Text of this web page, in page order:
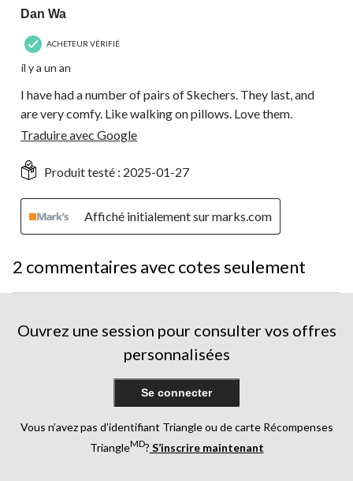
Dan Wa
ACHETEUR VÉRIFIÉ
il y a un an
I have had a number of pairs of Skechers. They last, and
are very comfy. Like walking on pillows. Love them.
Traduire avec Google
Produit testé : 2025-01-27
Affiché initialement sur marks.com
2 commentaires avec cotes seulement
Ouvrez une session pour consulter vos offres
personnalisées
Se connecter
Vous n’avez pas d’identifiant Triangle ou de carte Récompenses
TriangleMD? S’inscrire maintenant